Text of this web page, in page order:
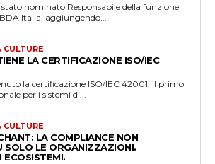
nominato Responsabile della funzione
Italia, aggiungendo...
CULTURE
LA CERTIFICAZIONE ISO/IEC
la certificazione ISO/IEC 42001, il primo
per i sistemi di...
CULTURE
LA COMPLIANCE NON
SOLO LE ORGANIZZAZIONI.
ECOSISTEMI.